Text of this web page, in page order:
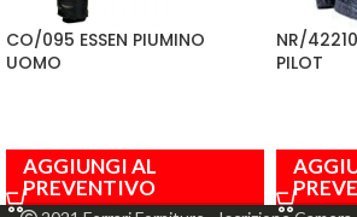
CO/095 ESSEN PIUMINO
UOMO
AGGIUNGI AL
PREVENTIVO
NR/
PILOT